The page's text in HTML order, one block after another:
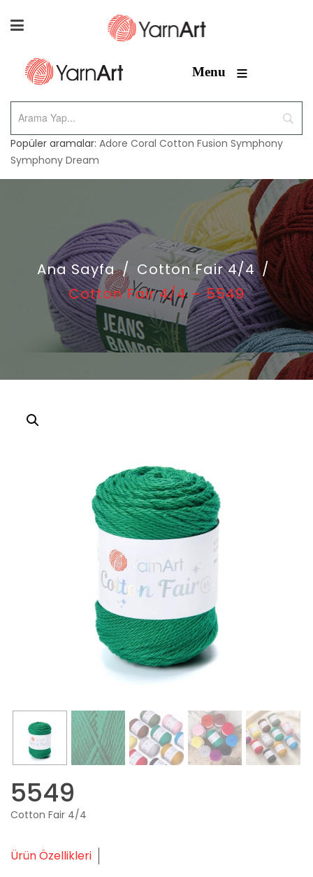
Menu ≡
Popüler aramalar: Adore Coral Cotton Fusion Symphony
Symphony Dream
Ana Sayfa / Cotton Fair 4/4 /
Cotton Fair 4/4 – 5549
5549
Cotton Fair 4/4
Ürün Özellikleri